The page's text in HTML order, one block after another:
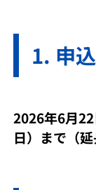
申
2026年6月
日）まで（延